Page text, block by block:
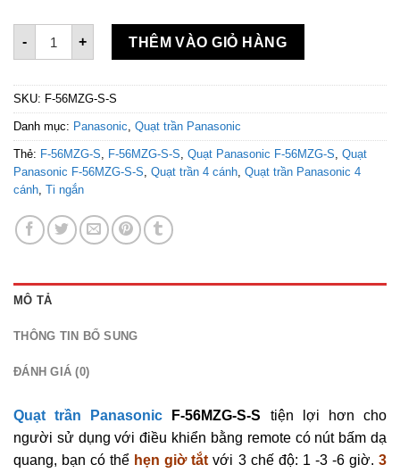
-
Quạt trần Panasonic F-56MZG-S-S số lượng
+ THÊM VÀO GIỎ HÀNG
SKU: F-56MZG-S-S
Danh mục: Panasonic Quạt trần Panasonic
Thẻ: F-56MZG-S F-56MZG-S-S Quạt Panasonic F-56MZG-S Quạt
Panasonic F-56MZG-S-S Quạt trần 4 cánh Quạt trần Panasonic 4
cánh Ti ngắn
MÔ TẢ
THÔNG TIN BỔ SUNG
ĐÁNH GIÁ (0)
Quạt trần Panasonic F-56MZG-S-S tiện lợi hơn cho
người sử dụng với điều khiển bằng remote có nút bấm dạ
quang, bạn có thể hẹn giờ tắt với 3 chế độ: 1 -3 -6 giờ.3